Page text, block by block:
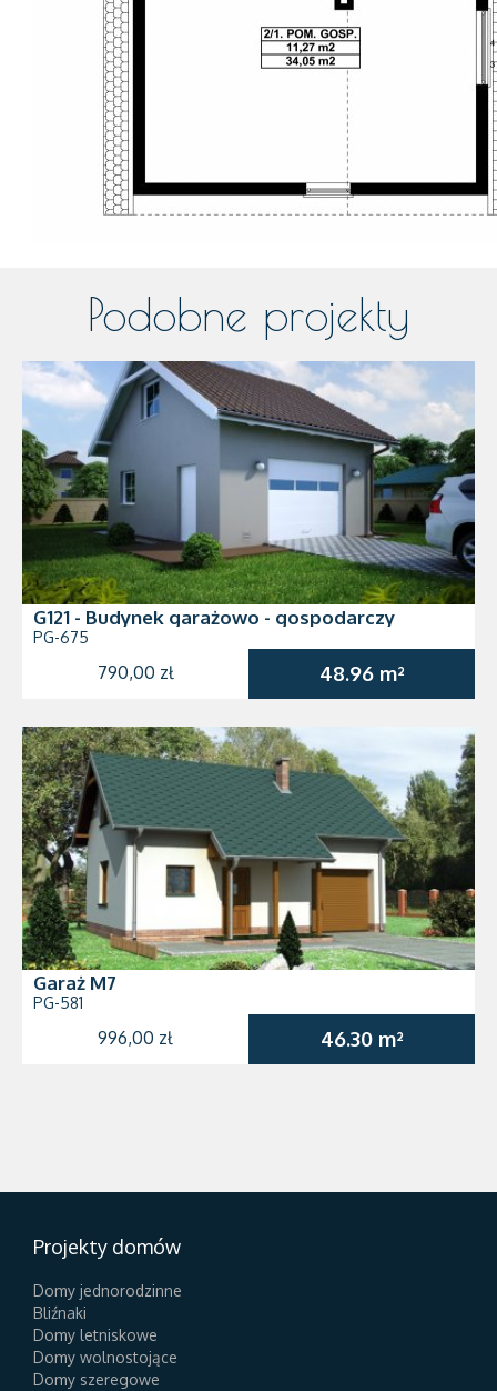
Podobne projekty
G121 - Budynek garażowo - gospodarczy
PG-675
790,00 zł 48.96 m²
Garaż M7
PG-581
996,00 zł 46.30 m²
Projekty domów
Domy jednorodzinne
Bliźnaki
Domy letniskowe
Domy wolnostojące
Domy szeregowe